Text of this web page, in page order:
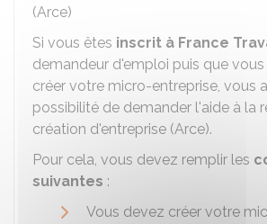
(Arce)
Si vous êtes inscrit à France
demandeur d'emploi puis que
créer votre micro-entreprise, vous
possibilité de demander l'aide à la
création d'entreprise (Arce).
Pour cela, vous devez remplir les
suivantes :
Vous devez créer votre